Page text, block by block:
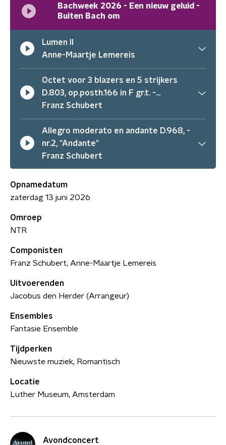
Bachweek 2026 - Een nieuw geluid -
Buiten Bach om
Lumen II
Anne-Maartje Lemereis
Octet voor 3 blazers en 5 strijkers
D.803, op.posth.166 in F gr.t. -
compleet
Franz Schubert
Allegro moderato en andante D.968, -
nr.2, "Andante"
Franz Schubert
Opnamedatum
zaterdag 13 juni 2026
Omroep
NTR
Componisten
Franz Schubert, Anne-Maartje Lemereis
Uitvoerenden
Jacobus den Herder (Arrangeur)
Ensembles
Fantasie Ensemble
Tijdperken
Nieuwste muziek, Romantisch
Locatie
Luther Museum, Amsterdam
Avondconcert